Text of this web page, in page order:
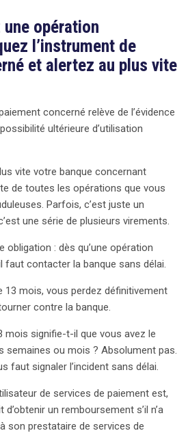
essentiel de déposer une
même si cela peut sembler
exigent un dépôt de plainte
et cela peut également aider à
parallèle, contactez votre
vos droits en matière de
banques cherchent souvent à
En cas de contestation,
cela ne signifie pas qu’il a été
claire entre authentification et
pour faire valoir vos droits.
à la négligence grave, souvent
des décisions judiciaires
un équilibre en faveur des
la responsabilité de la banque
fraude.
opération
l’instrument de
et alertez au plus vite
concerné relève de l’évidence
ultérieure d’utilisation
vite votre banque concernant
de toutes les opérations que vous
Parfois, c’est juste un
une série de plusieurs virements.
obligation : dès qu’une opération
faut contacter la banque sans délai.
13 mois, vous perdez définitivement
contre la banque.
mois signifie-t-il que vous avez le
semaines ou mois ? Absolument pas.
faut signaler l’incident sans délai.
de services de paiement est,
un remboursement s’il n’a
son prestataire de services de